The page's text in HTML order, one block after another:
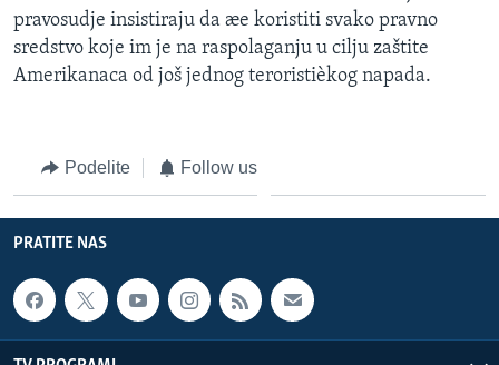
pravosudje insistiraju da æe koristiti svako pravno
sredstvo koje im je na raspolaganju u cilju zaštite
Amerikanaca od još jednog teroristièkog napada.
Podelite Follow us
PRATITE NAS